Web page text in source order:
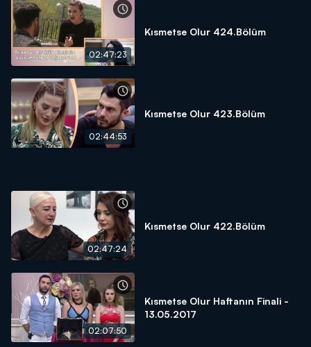
02:47:23
Kısmetse Olur 424.Bölüm
02:44:53
Kısmetse Olur 423.Bölüm
02:47:24
Kısmetse Olur 422.Bölüm
02:07:50
Kısmetse Olur Haftanın Finali -
13.05.2017